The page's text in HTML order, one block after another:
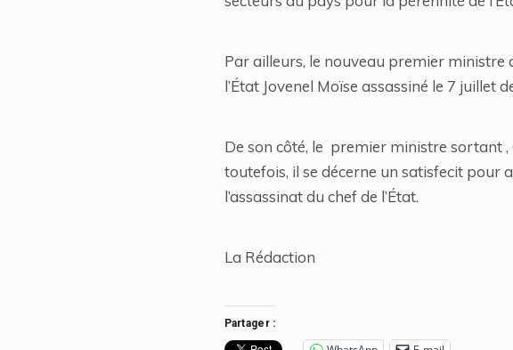
Par ailleurs, le nouveau premier ministre
l’État Jovenel Moïse assassiné le 7 juillet
De son côté, le premier ministre sortant
toutefois, il se décerne un satisfecit
l’assassinat du chef de l’État.
La Rédaction
Partager :